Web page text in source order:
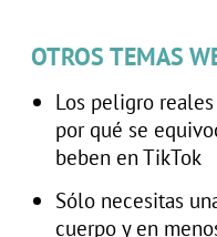
OTROS TEMAS
Los peligro
por qué se
beben en TikTok
Sólo necesitas
cuerpo y en